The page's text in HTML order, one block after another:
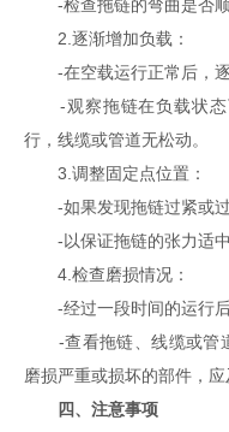
-检查拖链的弯曲是否顺
2.逐渐增加负载：
-在空载运行正常后，逐
-观察拖链在负载状态
行，线缆或管道无松动。
3.调整固定点位置：
-如果发现拖链过紧或过
-以保证拖链的张力适中
4.检查磨损情况：
-经过一段时间的运行后
-查看拖链、线缆或管
磨损严重或损坏的部件，
四、注意事项